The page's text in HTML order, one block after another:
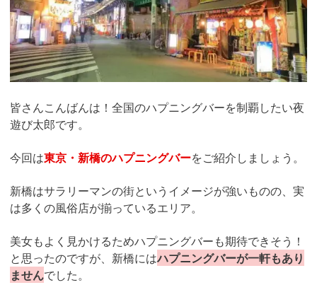
皆さんこんばんは！全国のハプニングバーを制覇したい夜
遊び太郎です。
今回は東京・新橋のハプニングバーをご紹介しましょう。
新橋はサラリーマンの街というイメージが強いものの、実
は多くの風俗店が揃っているエリア。
美女もよく見かけるためハプニングバーも期待できそう！
と思ったのですが、新橋にはハプニングバーが一軒もあり
ませんでした。